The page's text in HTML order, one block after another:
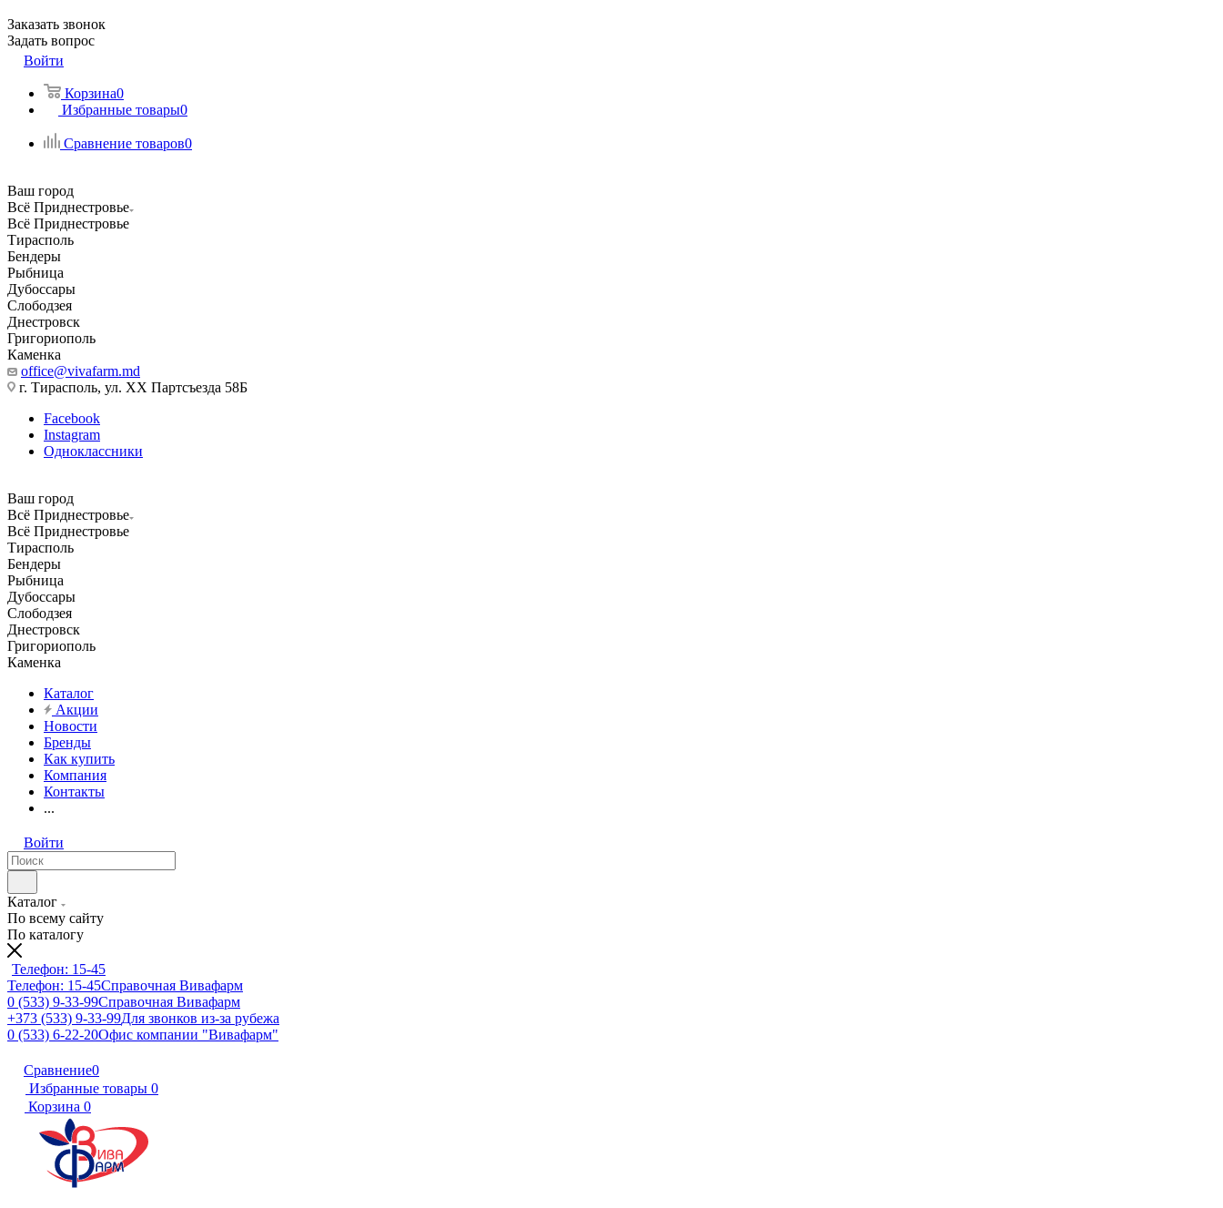
Заказать звонок
Задать вопрос
Войти
Корзина0
Избранные товары0
Сравнение товаров0
Ваш город
Всё Приднестровье
Всё Приднестровье
Тирасполь
Бендеры
Рыбница
Дубоссары
Слободзея
Днестровск
Григориополь
Каменка
office@vivafarm.md
г. Тирасполь, ул. ХХ Партсъезда 58Б
Facebook
Instagram
Одноклассники
Ваш город
Всё Приднестровье
Всё Приднестровье
Тирасполь
Бендеры
Рыбница
Дубоссары
Слободзея
Днестровск
Григориополь
Каменка
Каталог
Акции
Новости
Бренды
Как купить
Компания
Контакты
...
Войти
Каталог
По всему сайту
По каталогу
Телефон: 15-45
Телефон: 15-45Справочная Вивафарм
0 (533) 9-33-99Справочная Вивафарм
+373 (533) 9-33-99Для звонков из-за рубежа
0 (533) 6-22-20Офис компании "Вивафарм"
Сравнение0
Избранные товары 0
Корзина 0